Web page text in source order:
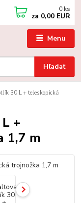
Menu
Hľadať
0 ks
za 0,00 EUR
30 L + teleskopická
+
1,7 m